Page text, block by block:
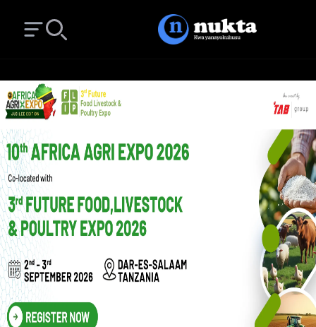
Open main menu